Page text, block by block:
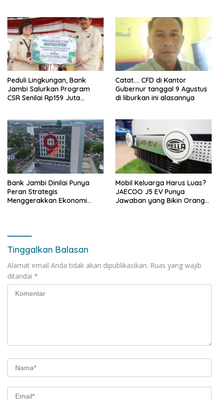
Peduli Lingkungan, Bank
Jambi Salurkan Program
CSR Senilai Rp159 Juta
Catat…. CFD di Kantor
Gubernur tanggal 9 Agustus
di liburkan ini alasannya
Bank Jambi Dinilai Punya
Peran Strategis
Menggerakkan Ekonomi
Mobil Keluarga Harus Luas?
JAECOO J5 EV Punya
Jawaban yang Bikin Orang
Tinggalkan Balasan
Alamat email Anda tidak akan dipublikasikan. Ruas yang wajib
ditandai *